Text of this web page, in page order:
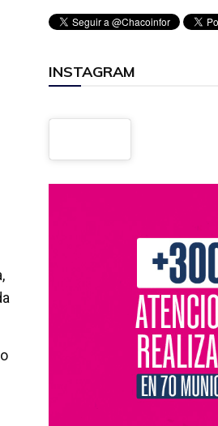
INSTAGRAM